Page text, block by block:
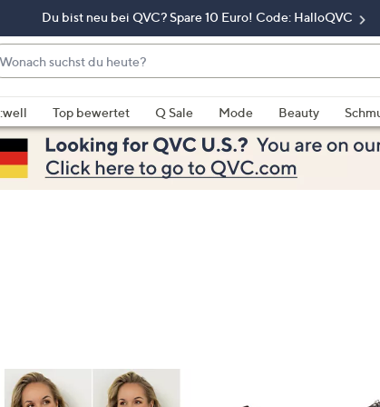
Du bist neu bei QVC? Spare 10 Euro! Code: HalloQVC
Top bewertet Q Sale Mode Beauty